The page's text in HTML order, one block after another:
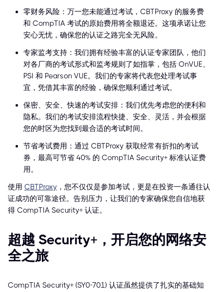
零财务风险：万一您未能通过考试，CBTProxy 的服务费
和 CompTIA 考试的原始费用将全额退还。这项承诺让您
安心无忧，确保您的认证之路完全无风险。
专家监考支持：我们拥有经验丰富的认证专家团队，他们
对各厂商的考试形式和监考规则了如指掌，包括 OnVUE、
PSI 和 Pearson VUE。我们的专家将代表您处理考试事
宜，凭借其丰富的经验，确保您顺利通过考试。
保密、安全、快速的考试安排：我们优先考虑您的便利和
隐私。我们的考试安排流程快捷、安全、灵活，并会根据
您的时区为您找到最合适的考试时间。
节省考试费用：通过 CBTProxy 获取经常有折扣的考试
券，最高可节省 40% 的 CompTIA Security+ 标准认证费
用。
使用 CBTProxy ，您不仅仅是参加考试，更是在投资一条通往认
证成功的可靠途径。告别压力，让我们的专家确保您自信地获
得 CompTIA Security+ 认证。
超越 Security+，开启您的网络安
全之旅
CompTIA Security+ (SY0-701) 认证虽然提供了扎实的基础知